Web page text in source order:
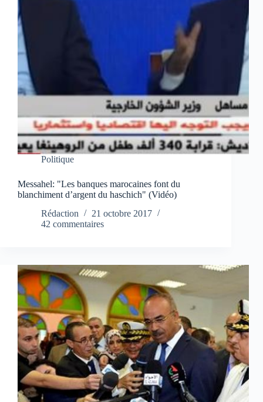
Politique
Messahel: "Les banques marocaines font du
blanchiment d’argent du haschich" (Vidéo)
Rédaction
21 octobre 2017
42 commentaires